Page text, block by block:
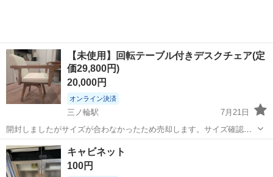
【未使用】回転テーブル付きデスクチェア(定
価29,800円)
20,000円
オンライン決済
三ノ輪駅
7月21日
開封しましたがサイズが合わなかったため売却します。サイズ確認の
ために開封しましたが未使用です。ダンボールなどの包装はありませ
ん。 こちらの商品になります。 https://www.tac-interior.com/v...
東京 荒川区 三ノ輪駅
キャビネット
100円